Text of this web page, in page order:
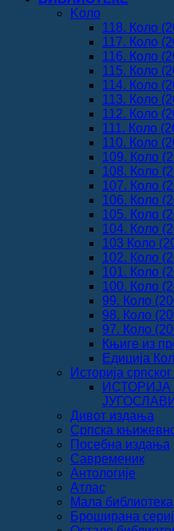
Koло
118. Коло
117. Коло
116. Коло
115. Коло
114. Коло
113. Коло
112. Коло
111. Коло
110. Коло
109. Коло
108. Коло
107. Коло
106. Коло
105. Коло
104. Коло
103 Коло
102. Коло
101. Коло
100. Коло
99. Коло
98. Коло
97. Коло
Књиге из
Едиција
Историја
Дивот издања
Српска
Посебна издања
Савременик
Антологије
Атлас
Мала библиотека
Броширана